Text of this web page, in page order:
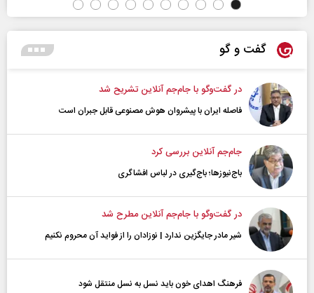
گفت و گو
در گفت‌و‌گو با جام‌جم آنلاین تشریح شد
فاصله ایران با پیشرو‌ان هوش مصنوعی قابل جبران است
جام‌جم آنلاین بررسی کرد
باج‌نیوزها؛ باج‌گیری در لباس افشاگری
در گفت‌و‌گو با جام‌جم آنلاین مطرح شد
شیر مادر جایگزین ندارد | نوزادان را از فواید آن محروم نکنیم
فرهنگ اهدای خون باید نسل به نسل منتقل شود